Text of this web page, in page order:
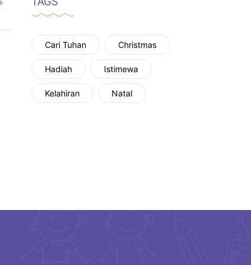
Cari Tuhan Christmas
Hadiah Istimewa
Kelahiran Natal